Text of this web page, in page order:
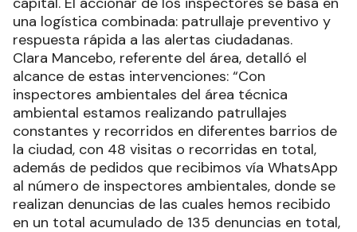
una logística combinada: patrullaje preventivo y
respuesta rápida a las alertas ciudadanas.
Clara Mancebo, referente del área, detalló el
alcance de estas intervenciones: “Con
inspectores ambientales del área técnica
ambiental estamos realizando patrullajes
constantes y recorridos en diferentes barrios de
la ciudad, con 48 visitas o recorridas en total,
además de pedidos que recibimos vía WhatsApp
al número de inspectores ambientales, donde se
realizan denuncias de las cuales hemos recibido
en un total acumulado de 135 denuncias en total,